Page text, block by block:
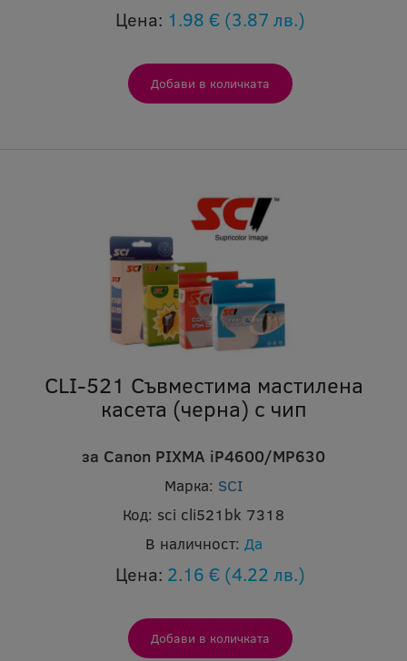
Цена: 1.98 € (3.87 лв.)
CLI-521 Съвместима мастилена
касета (черна) с чип
за Canon PIXMA iP4600/MP630
Марка: SCI
Код: sci cli521bk 7318
В наличност: Да
Цена: 2.16 € (4.22 лв.)